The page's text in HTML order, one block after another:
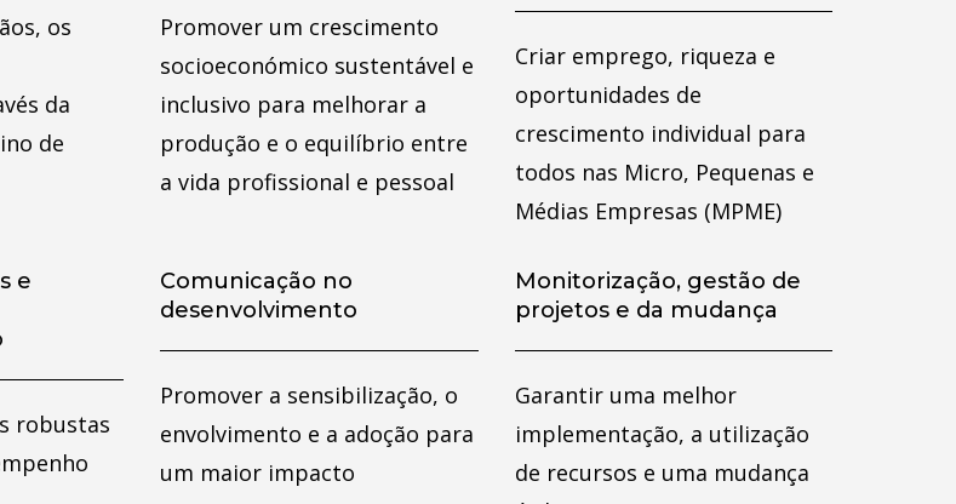
os
da
de
Promover um crescimento
socioeconómico sustentável e
inclusivo para melhorar a
produção e o equilíbrio entre
a vida profissional e pessoal
Criar emprego, riqueza e
oportunidades de
crescimento individual para
todos nas Micro, Pequenas e
Médias Empresas (MPME)
e
robustas
Comunicação no
desenvolvimento
Promover a sensibilização, o
envolvimento e a adoção para
um maior impacto
Monitorização, gestão de
projetos e da mudança
Garantir uma melhor
implementação, a utilização
de recursos e uma mudança